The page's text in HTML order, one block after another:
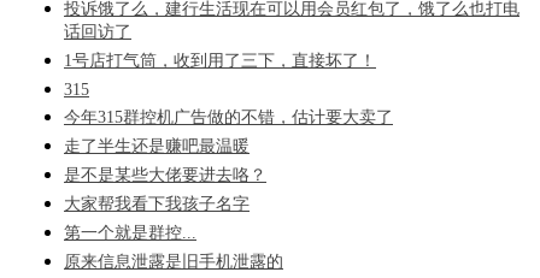
投诉饿了么，建行生活现在可以用会员红包了，饿了么也打电
话回访了
1号店打气筒，收到用了三下，直接坏了！
315
今年315群控机广告做的不错，估计要大卖了
走了半生还是赚吧最温暖
是不是某些大佬要进去咯？
大家帮我看下我孩子名字
第一个就是群控...
原来信息泄露是旧手机泄露的